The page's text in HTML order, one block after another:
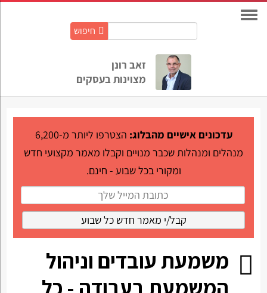
חיפוש
זאב רונן
מצוינות בעסקים
עדכונים אישיים מהבלוג:
הצטרפו ליותר מ-6,200
מנהלים ומנהלות שכבר מנויים וקבלו מאמר מקצועי חדש
ומקורי בכל שבוע - חינם.
משמעת עובדים וניהול
המשמעת בעבודה - כל